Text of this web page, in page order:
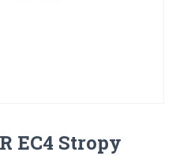
EC4 Stropy